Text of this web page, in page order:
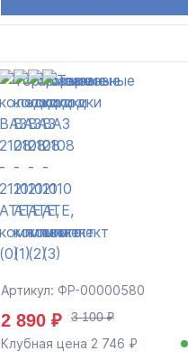
Артикул: ФР-00000580
2 890 ₽ 3 100 ₽
Клубная цена 2 746 ₽